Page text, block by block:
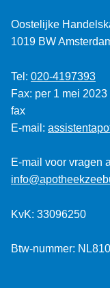
Oostelijke
1019 BW
Tel: 020-4197393
Fax: per 1 mei
fax
E-mail:
E-mail voor vragen
KvK: 33096250
Btw-nummer: